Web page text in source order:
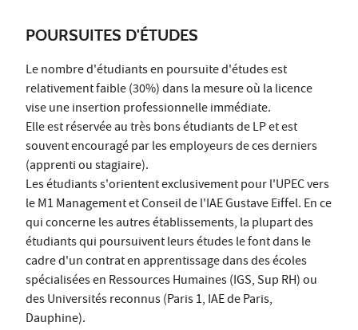
POURSUITES D'ÉTUDES
Le nombre d'étudiants en poursuite d'études est
relativement faible (30%) dans la mesure où la licence
vise une insertion professionnelle immédiate.
Elle est réservée au très bons étudiants de LP et est
souvent encouragé par les employeurs de ces derniers
(apprenti ou stagiaire).
Les étudiants s'orientent exclusivement pour l'UPEC vers
le M1 Management et Conseil de l'IAE Gustave Eiffel. En ce
qui concerne les autres établissements, la plupart des
étudiants qui poursuivent leurs études le font dans le
cadre d'un contrat en apprentissage dans des écoles
spécialisées en Ressources Humaines (IGS, Sup RH) ou
des Universités reconnus (Paris 1, IAE de Paris,
Dauphine).